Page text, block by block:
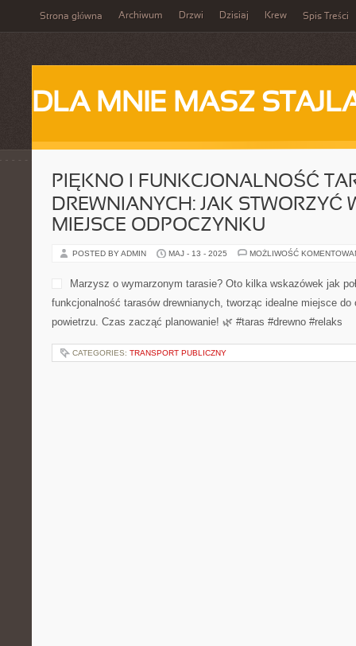
Strona główna Archiwum Drzwi Dzisiaj Krew Spis Treści
DLA MNIE MASZ
PIĘKNO I FUNKCJONALNOŚĆ
DREWNIANYCH: JAK STWORZYĆ
MIEJSCE ODPOCZYNKU
POSTED BY ADMIN MAJ - 13 - 2025 MOŻLIWOŚĆ
Marzysz o wymarzonym tarasie? Oto kilka wskazówek jak
funkcjonalność tarasów drewnianych, tworząc idealne miejsce
powietrzu. Czas zacząć planowanie! 🌿 #taras #drewno #relaks
CATEGORIES: TRANSPORT PUBLICZNY